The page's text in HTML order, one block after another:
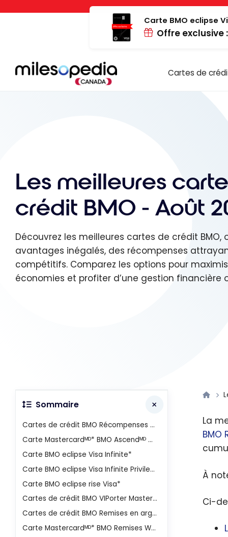
Panneau de gestion des cookies
Carte BMO eclipse
Offre exclusive
Cartes de
Les meilleures
crédit BMO - Août
Découvrez les meilleures cartes de crédit BMO,
avantages inégalés, des récompenses
compétitifs. Comparez les options pour
économies et profiter d’une gestion financière
La
BMO
À
Ci-
Sommaire
Cartes de crédit BMO Récompenses Voyages
Carte Mastercardᴹᴰ* BMO Ascendᴹᴰ World Eliteᴹᴰ*
Carte BMO eclipse Visa Infinite*
Carte BMO eclipse Visa Infinite Privilege*
Carte BMO eclipse rise Visa*
Cartes de crédit BMO VIPorter Mastercard
Cartes de crédit BMO Remises en argent Mastercard
Carte Mastercardᴹᴰ* BMO Remises World Eliteᴹᴰ*